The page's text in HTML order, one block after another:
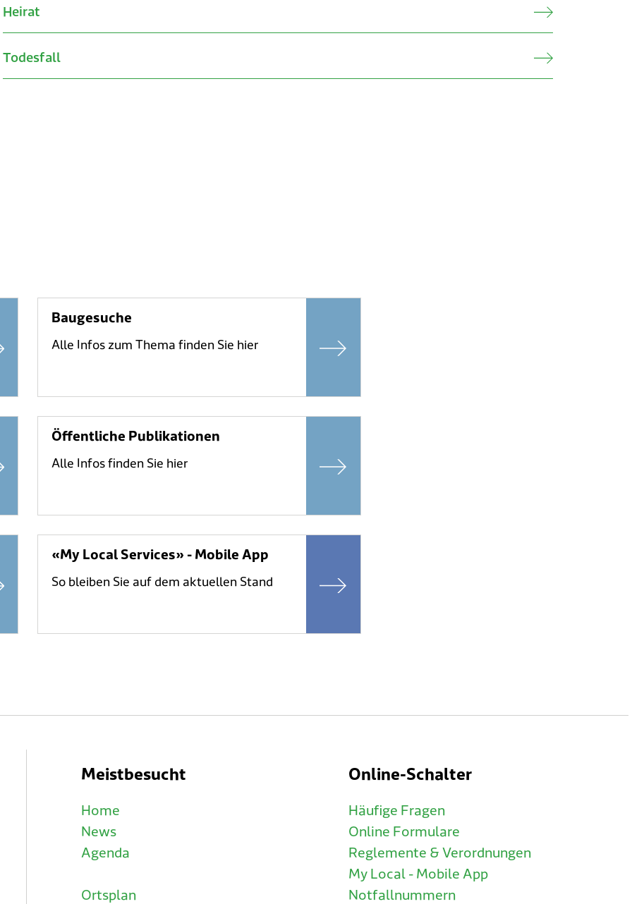
Heirat
Todesfall
Baugesuche
Alle Infos zum Thema finden Sie hier
Öffentliche Publikationen
Alle Infos finden Sie hier
«My Local Services» - Mobile App
So bleiben Sie auf dem aktuellen Stand
Meistbesucht
Home
News
Agenda
Ortsplan
Online-Schalter
Häufige Fragen
Online Formulare
Reglemente & Verordnungen
My Local - Mobile App
Notfallnummern